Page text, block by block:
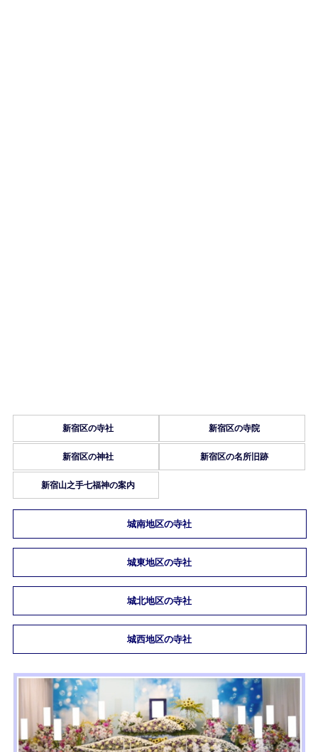
新宿区の寺社 新宿区の寺院
新宿区の神社 新宿区の名所旧跡
新宿山之手七福神の案内
城南地区の寺社
城東地区の寺社
城北地区の寺社
城西地区の寺社